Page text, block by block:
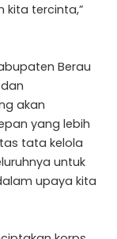
kita tercinta,”
Berau
akan
yang lebih
tata kelola
untuk
upaya kita